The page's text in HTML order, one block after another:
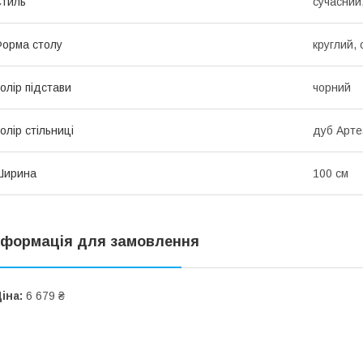
столу круглий,
підстави чорний
стільниці дуб
100 см
для замовлення
6 679 ₴